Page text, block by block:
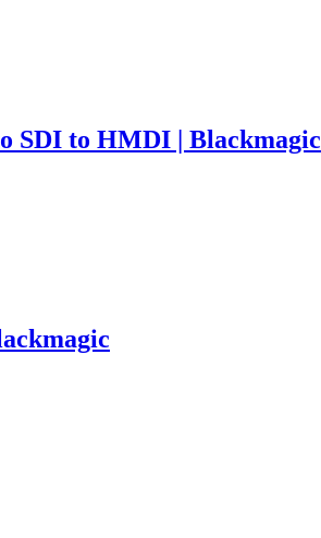
SDI to HMDI | Blackmagic